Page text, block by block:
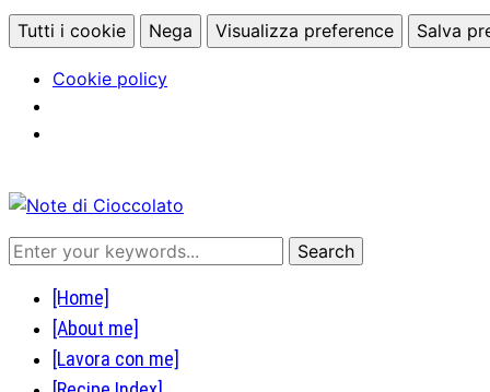
Tutti i cookie Nega Visualizza preference Salva
Cookie policy
[Home]
[About me]
[Lavora con me]